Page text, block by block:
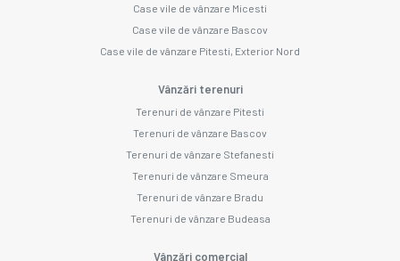
Case vile de vânzare Micesti
Case vile de vânzare Bascov
Case vile de vânzare Pitesti, Exterior Nord
Vânzări terenuri
Terenuri de vânzare Pitesti
Terenuri de vânzare Bascov
Terenuri de vânzare Stefanesti
Terenuri de vânzare Smeura
Terenuri de vânzare Bradu
Terenuri de vânzare Budeasa
Vânzări comercial